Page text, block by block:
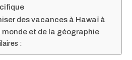
des vacances à Hawaï à
et de la géographie
: